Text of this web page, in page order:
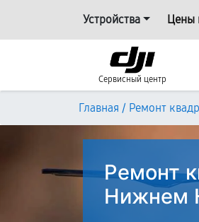
Устройства Цены
Сервисный центр
Главная / Ремонт
Ремонт
Нижнем